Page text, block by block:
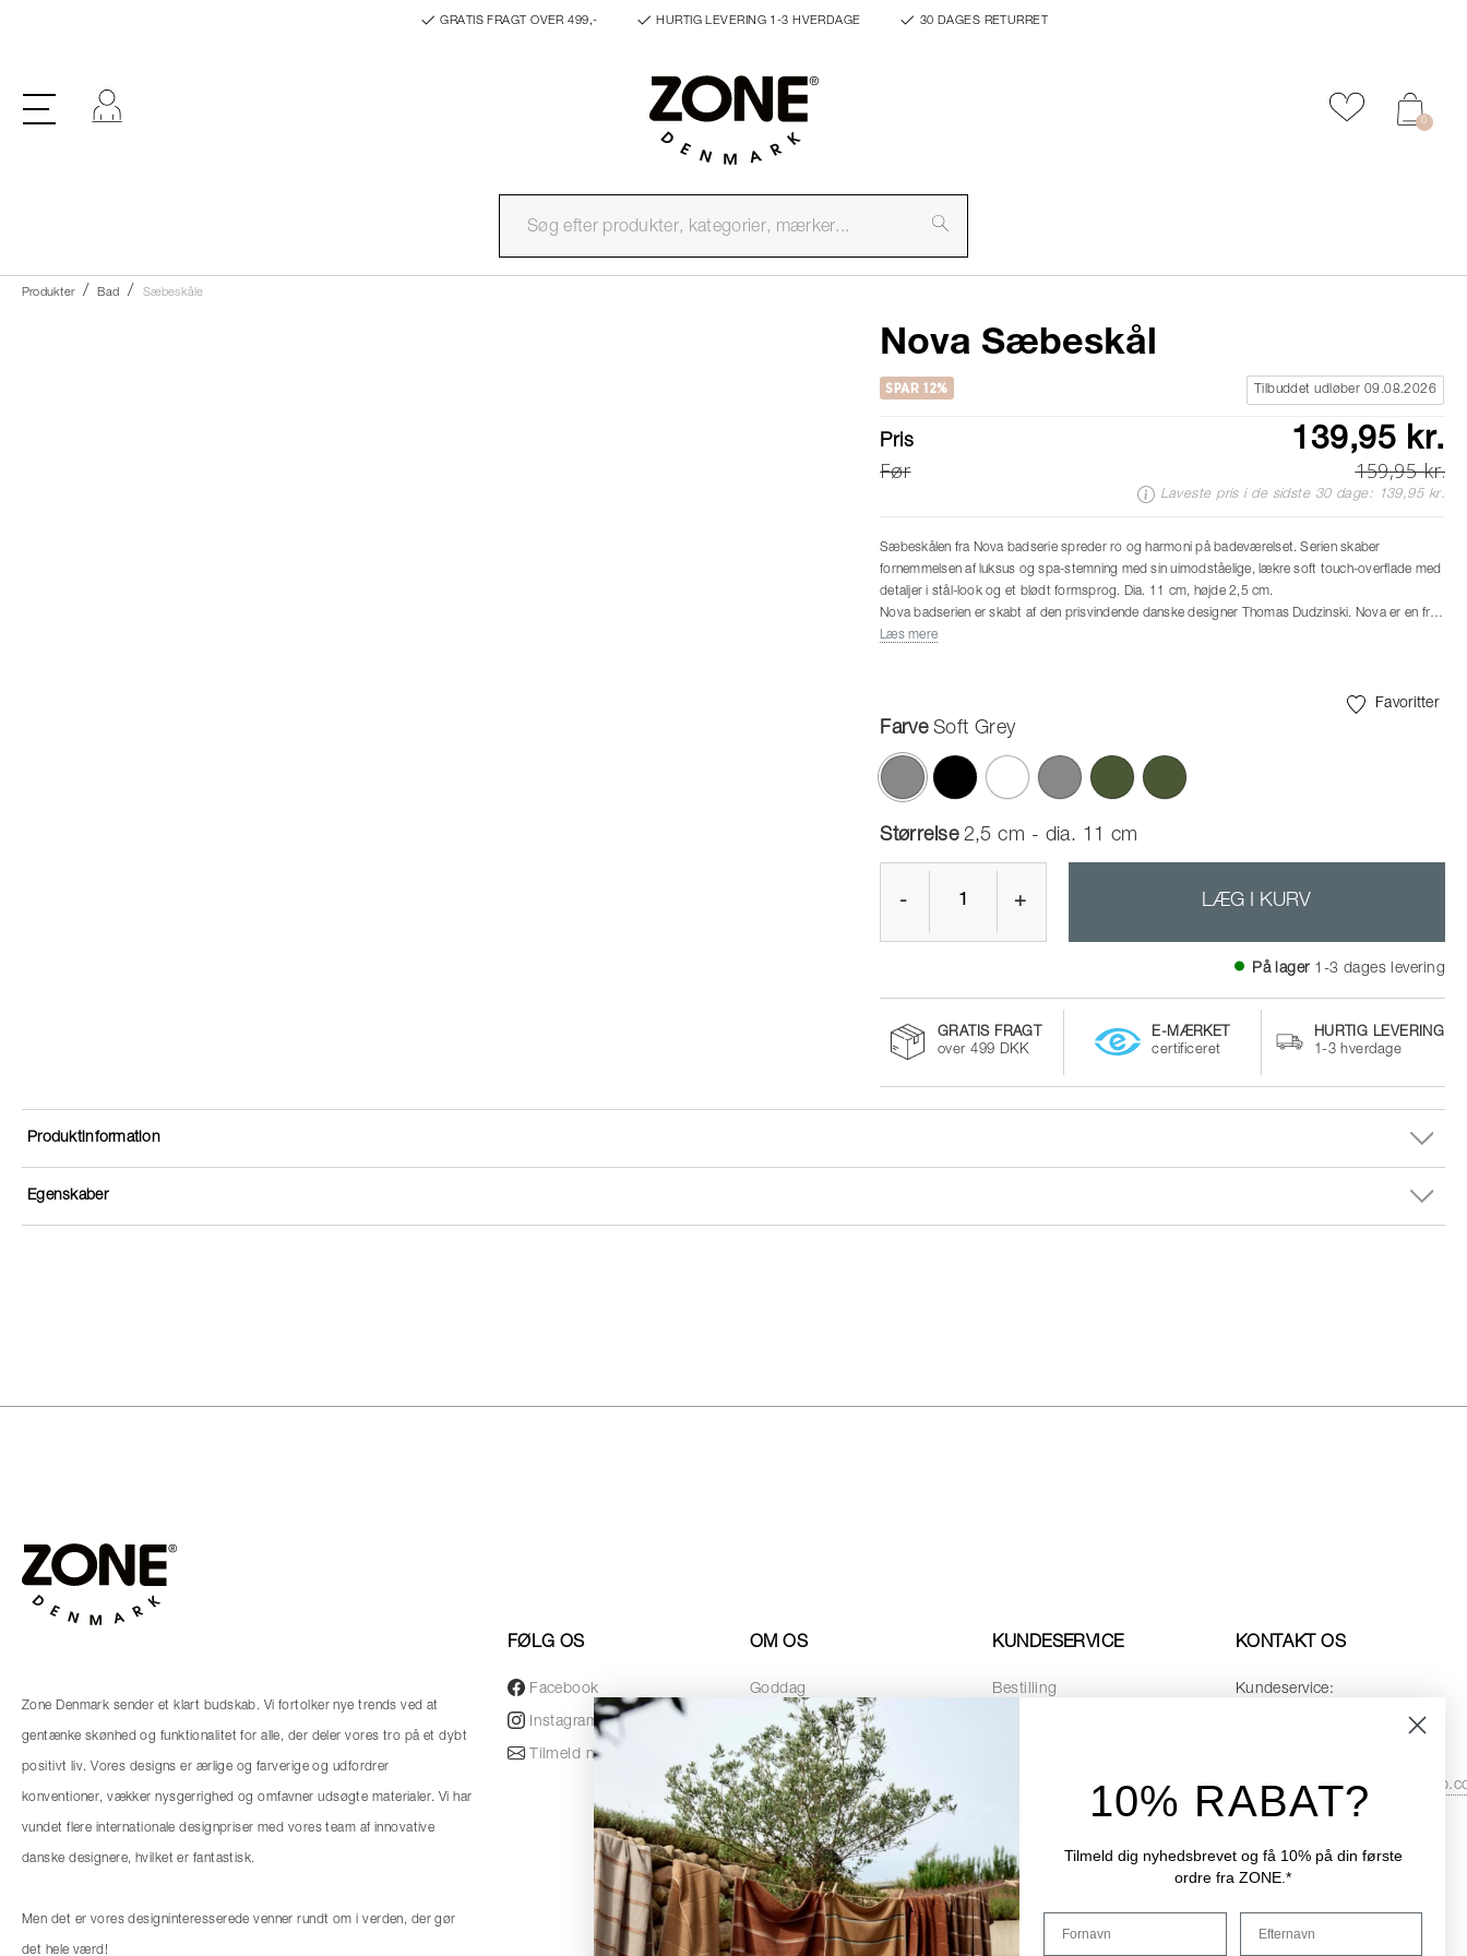
GRATIS FRAGT OVER 499,- HURTIG LEVERING 1-3 HVERDAGE 30 DAGES RETURRET
Tilføj til
0
Produkter Bad Sæbeskåle
Nova Sæbeskål
SPAR 12% Tilbuddet udløber 09.08.2026
Pris 139,95 kr.
Før 159,95 kr.
Laveste pris i de sidste 30 dage: 139,95 kr.
Sæbeskålen fra Nova badserie spreder ro og harmoni på badeværelset. Serien skaber
fornemmelsen af luksus og spa-stemning med sin uimodståelige, lækre soft touch-overflade med
detaljer i stål-look og et blødt formsprog. Dia. 11 cm, højde 2,5 cm.
Nova badserien er skabt af den prisvindende danske designer Thomas Dudzinski. Nova er en fryd
for øjet med sit skulpturelle og elegante udtryk – og for fingrene med den bløde og lækre
Læs mere
Favoritter
Farve Soft Grey
valgte
Størrelse 2,5 cm - dia. 11 cm
- + LÆG I KURV
På lager 1-3 dages levering
GRATIS FRAGT
over 499 DKK
E-MÆRKET
certificeret
HURTIG LEVERING
1-3 hverdage
Egenskaber
Produktinformation
Zone Denmark sender et klart budskab. Vi fortolker nye trends ved at
gentænke skønhed og funktionalitet for alle, der deler vores tro på et dybt
positivt liv. Vores designs er ærlige og farverige og udfordrer
konventioner, vækker nysgerrighed og omfavner udsøgte materialer. Vi har
vundet flere internationale designpriser med vores team af innovative
danske designere, hvilket er fantastisk.
Men det er vores designinteresserede venner rundt om i verden, der gør
det hele værd!
FØLG OS
Facebook
Instagram
Tilmeld nyhedsbrev
OM OS
Goddag
Designere
Awards
Nyhedsbrev
Black Friday
KUNDESERVICE
Bestilling
Cookiepolitik
Handelsbetingelser
Reservedele
KONTAKT OS
Kundeservice:
+45 8768 4728
Hverdage:
10% RABAT?
Tilmeld dig nyhedsbrevet og få 10% på din første
ordre fra ZONE.*
Fornavn Efternavn